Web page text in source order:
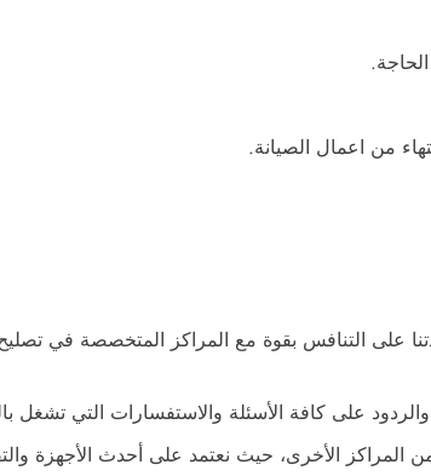
من اعمال الصيانة.
على التنافس بقوة مع المراكز المتخصصة في
والردود على كافة الأسئلة والاستفسارات التي
من المراكز الأخرى، حيث نعتمد على أحدث الأجهزة